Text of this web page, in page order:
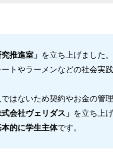
究推進室」 を立ち上げました。
トやラーメンなどの社会実
はないため契約やお金の管
式会社ヴェリダス」 を立ち上
的に学生主体です。